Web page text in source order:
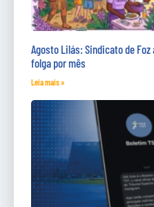
Agosto Lilás: Sindicato de
folga por mês
Leia mais »